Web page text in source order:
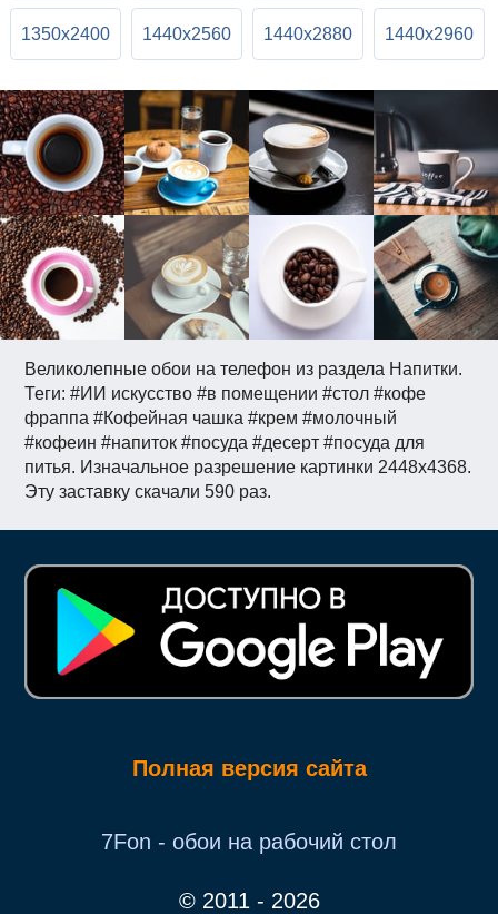
Великолепные обои на телефон из раздела Напитки.
Теги: #ИИ искусство #в помещении #стол #кофе
фраппа #Кофейная чашка #крем #молочный
#кофеин #напиток #посуда #десерт #посуда для
питья. Изначальное разрешение картинки 2448x4368.
Эту заставку скачали 590 раз.
1350x2400 1440x2560 1440x2880 1440x2960
Полная версия сайта
7Fon - обои на рабочий стол
© 2011 - 2026